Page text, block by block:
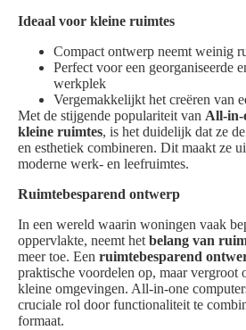
Ideaal voor kleine ruimtes
Compact ontwerp neemt weinig
Perfect voor een georganiseerde
werkplek
Vergemakkelijkt het creëren van
Met de stijgende populariteit van All-in-
kleine ruimtes, is het duidelijk dat ze
en esthetiek combineren. Dit maakt ze
moderne werk- en leefruimtes.
Ruimtebesparend ontwerp
In een wereld waarin woningen vaak
oppervlakte, neemt het belang van
meer toe. Een ruimtebesparend
praktische voordelen op, maar vergroot
kleine omgevingen. All-in-one
cruciale rol door functionaliteit te
formaat.